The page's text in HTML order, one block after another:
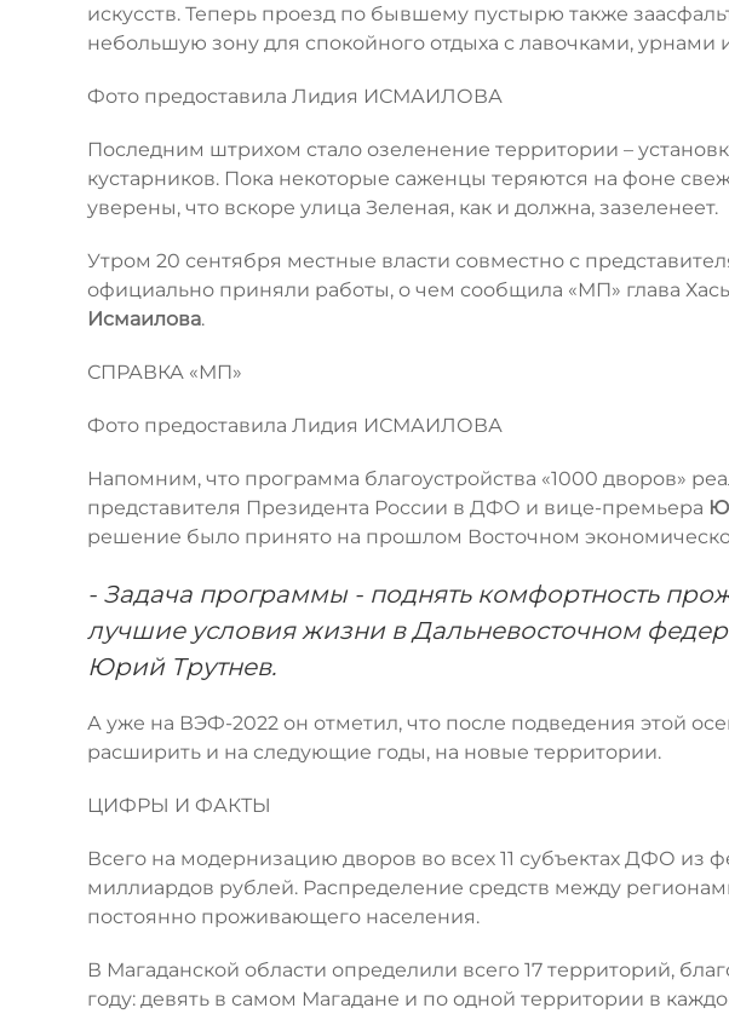
искусств. Теперь проезд по бывшему пустырю также
небольшую зону для спокойного отдыха с лавочками, урнами
Фото предоставила Лидия ИСМАИЛОВА
Последним штрихом стало озеленение территории –
кустарников. Пока некоторые саженцы теряются на фоне
уверены, что вскоре улица Зеленая, как и должна, зазеленеет.
Утром 20 сентября местные власти совместно с
официально приняли работы, о чем сообщила «МП» глава
Исмаилова.
СПРАВКА «МП»
Фото предоставила Лидия ИСМАИЛОВА
Напомним, что программа благоустройства «1000 дворов»
представителя Президента России в ДФО и вице-премьера
решение было принято на прошлом Восточном
- Задача программы - поднять комфортность
лучшие условия жизни в Дальневосточном
Юрий Трутнев.
А уже на ВЭФ-2022 он отметил, что после подведения этой
расширить и на следующие годы, на новые территории.
ЦИФРЫ И ФАКТЫ
Всего на модернизацию дворов во всех 11 субъектах ДФО из
миллиардов рублей. Распределение средств между
постоянно проживающего населения.
В Магаданской области определили всего 17 территорий,
году: девять в самом Магадане и по одной территории в